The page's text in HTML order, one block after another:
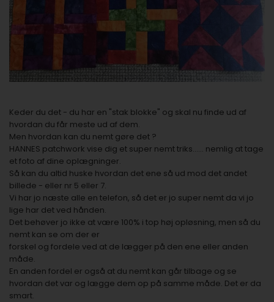
Keder du det - du har en "stak blokke" og skal nu finde ud af
hvordan du får meste ud af dem.
Men hvordan kan du nemt gøre det ?
HANNES patchwork vise dig et super nemt triks...... nemlig at tage
et foto af dine oplægninger.
Så kan du altid huske hvordan det ene så ud mod det andet
billede - eller nr 5 eller 7.
Vi har jo næste alle en telefon, så det er jo super nemt da vi jo
lige har det ved hånden.
Det behøver jo ikke at være 100% i top høj opløsning, men så du
nemt kan se om der er
forskel og fordele ved at de lægger på den ene eller anden
måde.
En anden fordel er også at du nemt kan går tilbage og se
hvordan det var og lægge dem op på samme måde. Det er da
smart.